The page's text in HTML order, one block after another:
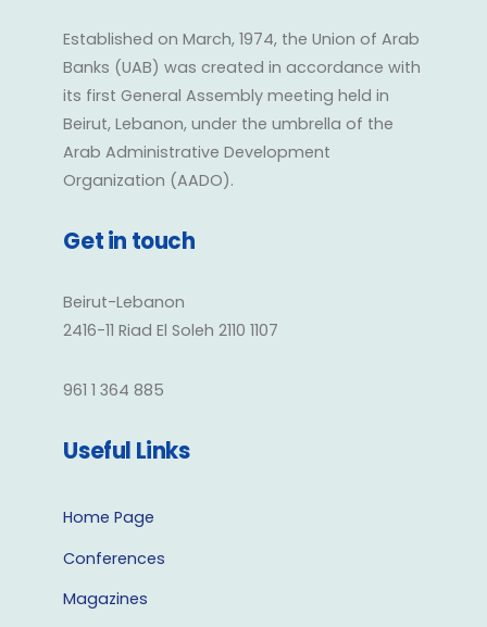
Established on March, 1974, the Union of Arab
Banks (UAB) was created in accordance with
its first General Assembly meeting held in
Beirut, Lebanon, under the umbrella of the
Arab Administrative Development
Organization (AADO).
Get in touch
Beirut-Lebanon
2416-11 Riad El Soleh 2110 1107
961 1 364 885
Useful Links
Home Page
Conferences
Magazines